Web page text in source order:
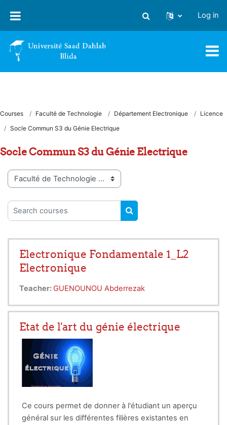
Toggle search input
Log in
Courses Faculté de Technologie Département Electronique
Licence
Socle Commun S3 du Génie Electrique
Socle Commun S3 du Génie Electrique
Course categories
Search courses
SEARCH COURSES
Electronique Fondamentale 1_L2
Electronique
Teacher: GUENOUNOU Abderrezak
Etat de l'art du génie électrique
Ce cours permet de donner à l'étudiant un aperçu
général sur les différentes filières existantes en